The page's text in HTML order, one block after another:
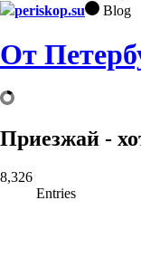
periskop.su Blog
От
Приезжай -
8,326
Entries